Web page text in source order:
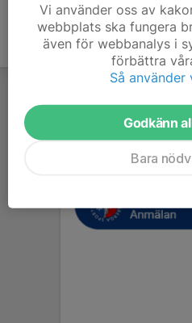
Vi använder oss av
webbplats ska fungera
även för webbanalys i
förbättra
Så använder
Godkänn
Bara